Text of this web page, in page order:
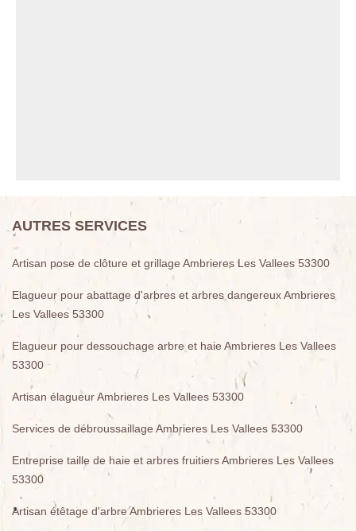
AUTRES SERVICES
Artisan pose de clôture et grillage Ambrieres Les Vallees 53300
Elagueur pour abattage d'arbres et arbres dangereux Ambrieres
Les Vallees 53300
Elagueur pour dessouchage arbre et haie Ambrieres Les Vallees
53300
Artisan élagueur Ambrieres Les Vallees 53300
Services de débroussaillage Ambrieres Les Vallees 53300
Entreprise taille de haie et arbres fruitiers Ambrieres Les Vallees
53300
Artisan étêtage d'arbre Ambrieres Les Vallees 53300